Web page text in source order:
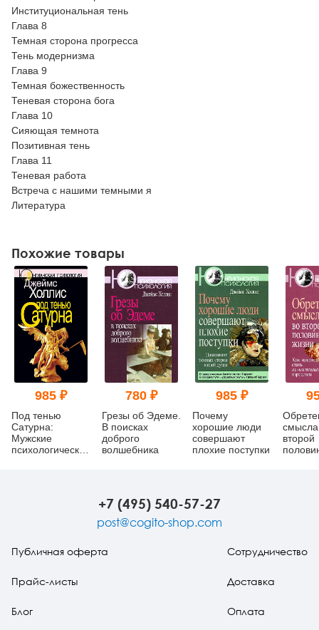
Институциональная тень
Глава 8
Темная сторона прогресса
Тень модернизма
Глава 9
Темная божественность
Теневая сторона бога
Глава 10
Сияющая темнота
Позитивная тень
Глава 11
Теневая работа
Встреча с нашими темными я
Литература
Похожие товары
985 ₽
Под тенью
Сатурна:
Мужские
психологические
780 ₽
Грезы об Эдеме.
В поисках
доброго
волшебника
985 ₽
Почему
хорошие люди
совершают
плохие поступки
второй
+7 (495) 540-57-27
post@cogito-shop.com
Публичная оферта
Прайс-листы
Блог
Сотрудничество
Доставка
Оплата